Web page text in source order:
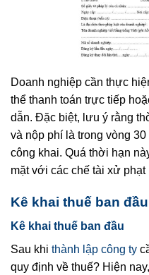
Doanh nghiệp cần thực
thể thanh toán trực tiếp
dẫn. Đặc biệt, lưu ý rằng
và nộp phí là trong vòng
công khai. Quá thời hạn
mặt với các chế tài xử
Kê khai thuế ban
Kê khai thuế ban đầu
Sau khi thành lập công ty
quy định về thuế? Hiện